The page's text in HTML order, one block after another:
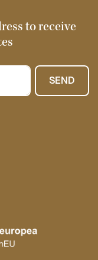
to receive
SEND